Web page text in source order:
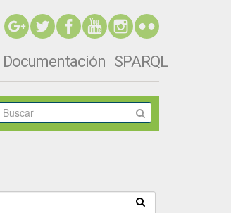
Documentación SPARQL